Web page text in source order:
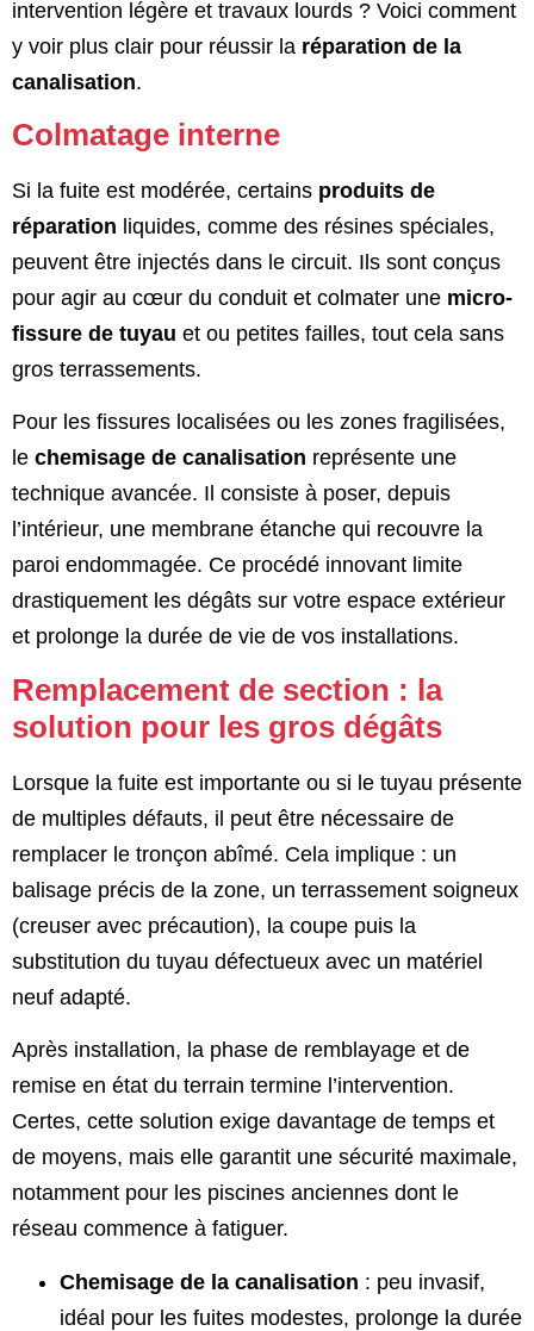
intervention légère et travaux lourds ? Voici comment
y voir plus clair pour réussir la réparation de la
canalisation.
Colmatage interne
Si la fuite est modérée, certains produits de
réparation liquides, comme des résines spéciales,
peuvent être injectés dans le circuit. Ils sont conçus
pour agir au cœur du conduit et colmater une micro-
fissure de tuyau et ou petites failles, tout cela sans
gros terrassements.
Pour les fissures localisées ou les zones fragilisées,
le chemisage de canalisation représente une
technique avancée. Il consiste à poser, depuis
l’intérieur, une membrane étanche qui recouvre la
paroi endommagée. Ce procédé innovant limite
drastiquement les dégâts sur votre espace extérieur
et prolonge la durée de vie de vos installations.
Remplacement de section : la
solution pour les gros dégâts
Lorsque la fuite est importante ou si le tuyau présente
de multiples défauts, il peut être nécessaire de
remplacer le tronçon abîmé. Cela implique : un
balisage précis de la zone, un terrassement soigneux
(creuser avec précaution), la coupe puis la
substitution du tuyau défectueux avec un matériel
neuf adapté.
Après installation, la phase de remblayage et de
remise en état du terrain termine l’intervention.
Certes, cette solution exige davantage de temps et
de moyens, mais elle garantit une sécurité maximale,
notamment pour les piscines anciennes dont le
réseau commence à fatiguer.
Chemisage de la canalisation : peu invasif,
idéal pour les fuites modestes, prolonge la durée